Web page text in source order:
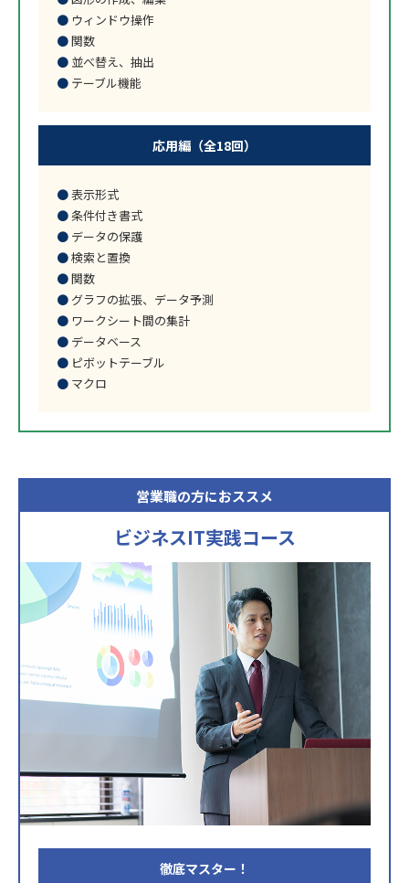
ウィンドウ操作
関数
並べ替え、抽出
テーブル機能
応用編（全18回）
表示形式
条件付き書式
データの保護
検索と置換
関数
グラフの拡張、データ予測
ワークシート間の集計
データベース
ピボットテーブル
マクロ
営業職の方におススメ
ビジネスIT実践コース
徹底マスター！